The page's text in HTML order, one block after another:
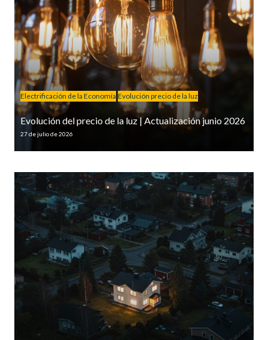
Electrificación de la Economía Evolución precio de la luz
Evolución del precio de la luz | Actualización junio 2026
27 de julio de 2026